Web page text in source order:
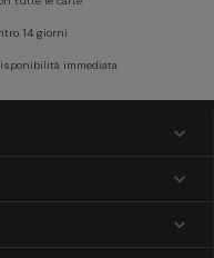
14 giorni
immediata


